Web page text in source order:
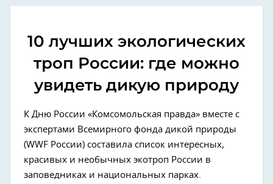
10 лучших экологических
троп России: где можно
увидеть дикую природу
К Дню России «Комсомольская правда» вместе с
экспертами Всемирного фонда дикой природы
(WWF России) составила список интересных,
красивых и необычных экотроп России в
заповедниках и национальных парках.